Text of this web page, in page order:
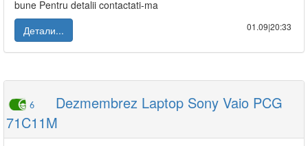
bune Pentru detalii contactati-ma
Детали...
01.09|20:33
6
Dezmembrez Laptop Sony Vaio PCG
71C11M